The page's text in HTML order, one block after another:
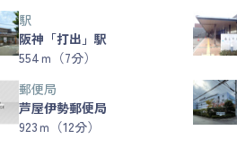
駅
阪神「打出」駅
554ｍ（7分）
郵便局
芦屋伊勢郵便局
923ｍ（12分）